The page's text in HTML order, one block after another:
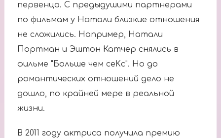
первенца. С предыдушими партнерами
по фильмам у Натали близкие отношения
не сложились. Например, Натали
Портман и Эштон Катчер снялись в
фильме "Больше чем сеKс". Но до
романтических отношений дело не
дошло, по крайней мере в реальной
жизни.
В 2011 году актриса получила премию